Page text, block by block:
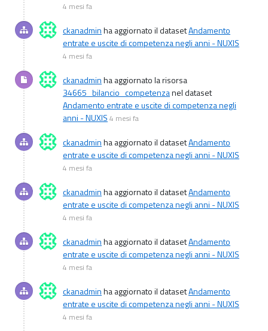
4 mesi fa
ckanadminha aggiornato il datasetAndamento
entrate e uscite di competenza negli anni - NUXIS
4 mesi fa
ckanadminha aggiornato la risorsa
34665_bilancio_competenzanel dataset
Andamento entrate e uscite di competenza negli
anni - NUXIS 4 mesi fa
ckanadminha aggiornato il datasetAndamento
entrate e uscite di competenza negli anni - NUXIS
4 mesi fa
ckanadminha aggiornato il datasetAndamento
entrate e uscite di competenza negli anni - NUXIS
4 mesi fa
ckanadminha aggiornato il datasetAndamento
entrate e uscite di competenza negli anni - NUXIS
4 mesi fa
ckanadminha aggiornato il datasetAndamento
entrate e uscite di competenza negli anni - NUXIS
4 mesi fa